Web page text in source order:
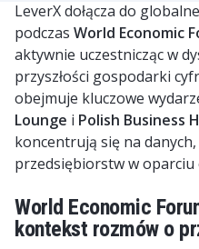
LeverX dołącza do
podczas World Economic
aktywnie uczestnicząc w
przyszłości gospodarki
obejmuje kluczowe
Lounge i Polish Business
koncentrują się na
przedsiębiorstw w oparciu
World Economic
kontekst rozmów o